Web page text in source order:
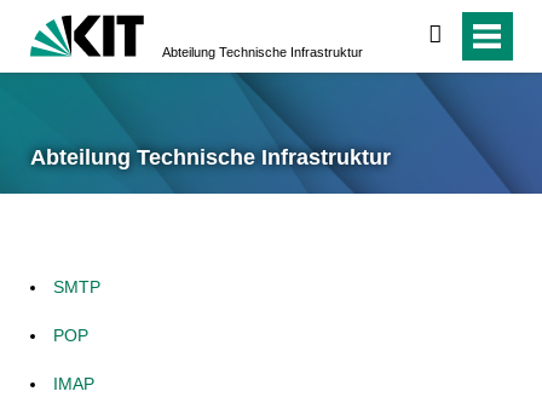
Abteilung Technische Infrastruktur
suchen
Abteilung Technische Infrastruktur
SMTP
POP
IMAP